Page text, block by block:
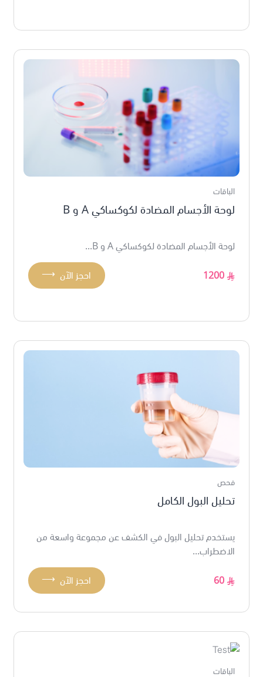
الباقات
لوحة الأجسام المضادة لكوكساكي A و B
لوحة الأجسام المضادة لكوكساكي A و B...
1200
⟶ احجز الآن
فحص
تحليل البول الكامل
يستخدم تحليل البول في الكشف عن مجموعة واسعة من
الاضطراب...
60
⟶ احجز الآن
الباقات